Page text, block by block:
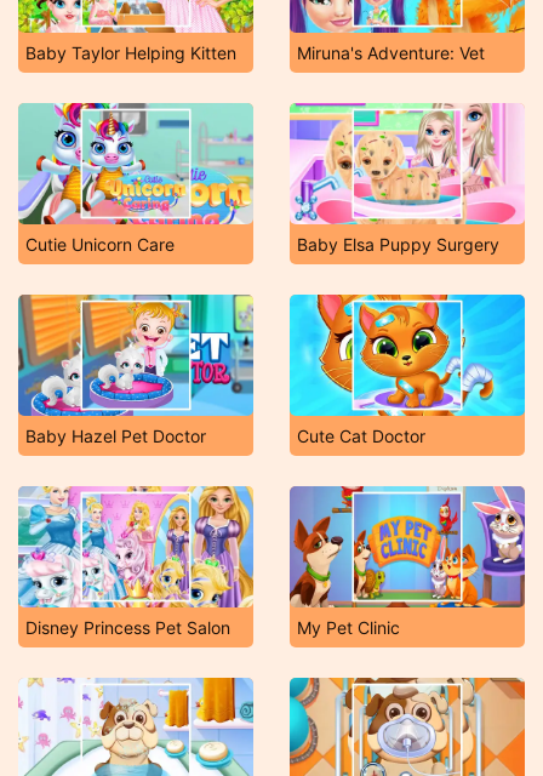
Baby Taylor Helping Kitten Miruna's Adventure: Vet
Cutie Unicorn Care Baby Elsa Puppy Surgery
Baby Hazel Pet Doctor Cute Cat Doctor
Disney Princess Pet Salon My Pet Clinic